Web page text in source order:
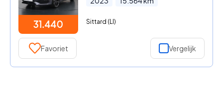
31.440 Sittard (LI)
Favoriet Vergelijk